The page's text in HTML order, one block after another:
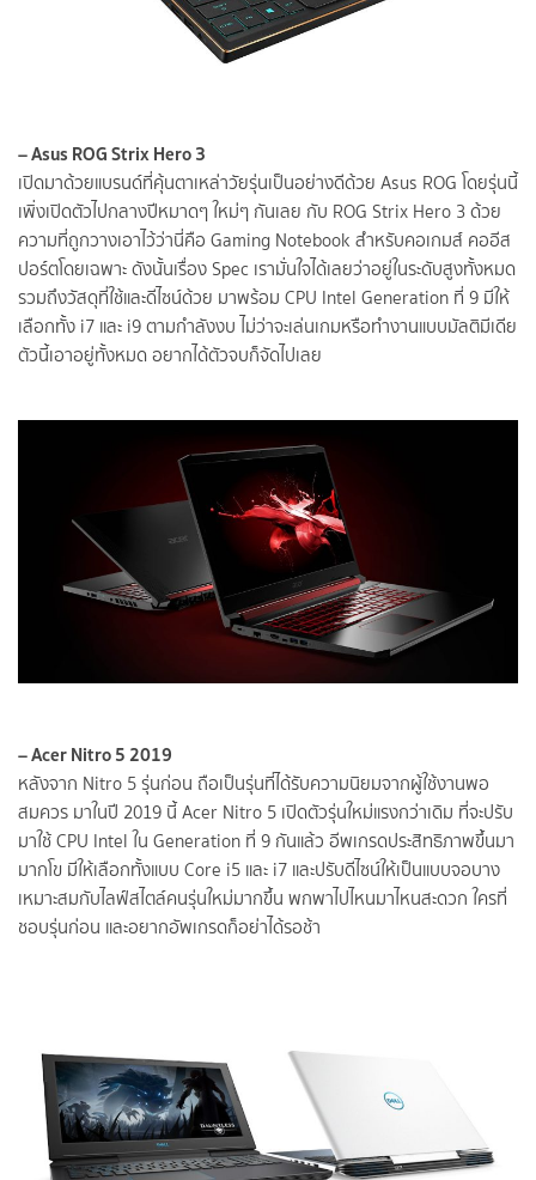
– Asus ROG Strix Hero 3
เปิดมาด้วยแบรนด์ที่คุ้นตาเหล่าวัยรุ่นเป็นอย่างดีด้วย Asus ROG โดยรุ่นนี้
เพิ่งเปิดตัวไปกลางปีหมาดๆ ใหม่ๆ กันเลย กับ ROG Strix Hero 3 ด้วย
ความที่ถูกวางเอาไว้ว่านี่คือ Gaming Notebook สำหรับคอเกมส์ คออีส
ปอร์ตโดยเฉพาะ ดังนั้นเรื่อง Spec เรามั่นใจได้เลยว่าอยู่ในระดับสูงทั้งหมด
รวมถึงวัสดุที่ใช้และดีไซน์ด้วย มาพร้อม CPU Intel Generation ที่ 9 มีให้
เลือกทั้ง i7 และ i9 ตามกำลังงบ ไม่ว่าจะเล่นเกมหรือทำงานแบบมัลติมีเดีย
ตัวนี้เอาอยู่ทั้งหมด อยากได้ตัวจบก็จัดไปเลย
– Acer Nitro 5 2019
หลังจาก Nitro 5 รุ่นก่อน ถือเป็นรุ่นที่ได้รับความนิยมจากผู้ใช้งานพอ
สมควร มาในปี 2019 นี้ Acer Nitro 5 เปิดตัวรุ่นใหม่แรงกว่าเดิม ที่จะปรับ
มาใช้ CPU Intel ใน Generation ที่ 9 กันแล้ว อีพเกรดประสิทธิภาพขึ้นมา
มากโข มีให้เลือกทั้งแบบ Core i5 และ i7 และปรับดีไซน์ให้เป็นแบบจอบาง
เหมาะสมกับไลฟ์สไตล์คนรุ่นใหม่มากขึ้น พกพาไปไหนมาไหนสะดวก ใครที่
ชอบรุ่นก่อน และอยากอัพเกรดก็อย่าได้รอช้า